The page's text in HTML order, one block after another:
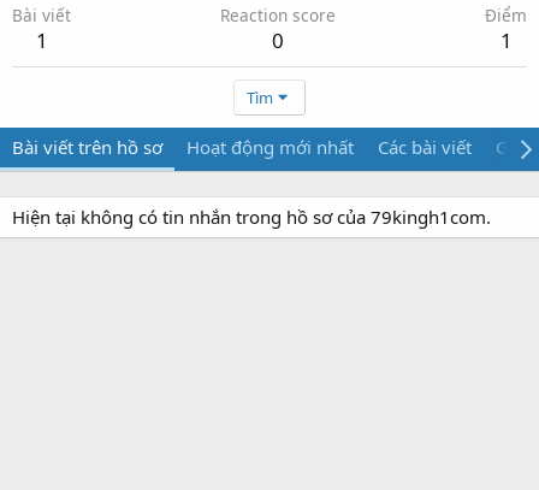
Bài viết
1
Reaction score
0
Điểm
1
Tìm
Bài viết trên hồ sơ Hoạt động mới nhất Các bài viết Giới
Hiện tại không có tin nhắn trong hồ sơ của 79kingh1com.